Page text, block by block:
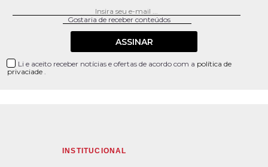
ASSINAR
Li e aceito receber notícias e ofertas de acordo com a política de
privaciade .
INSTITUCIONAL